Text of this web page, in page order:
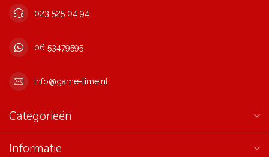
023 525 04 94
06 53479595
info@game-time.nl
Categorieën
Informatie